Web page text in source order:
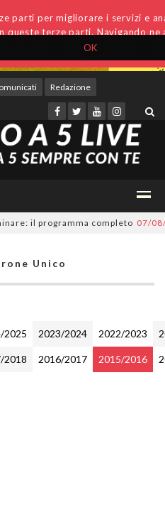
OK
parti per migliorare i servizi e
queste terze parti. Navigando
Redazione
il programma completo 07/08/2026
Unico
2025 2023/2024 2022/2023
2018 2016/2017 2015/2016